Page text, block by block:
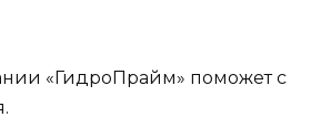
«ГидроПрайм» поможет с